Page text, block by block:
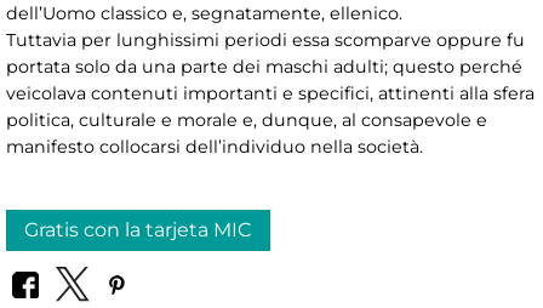
dell’Uomo classico e, segnatamente, ellenico.
Tuttavia per lunghissimi periodi essa scomparve oppure fu
portata solo da una parte dei maschi adulti; questo perché
veicolava contenuti importanti e specifici, attinenti alla sfera
politica, culturale e morale e, dunque, al consapevole e
manifesto collocarsi dell’individuo nella società.
Gratis con la tarjeta MIC